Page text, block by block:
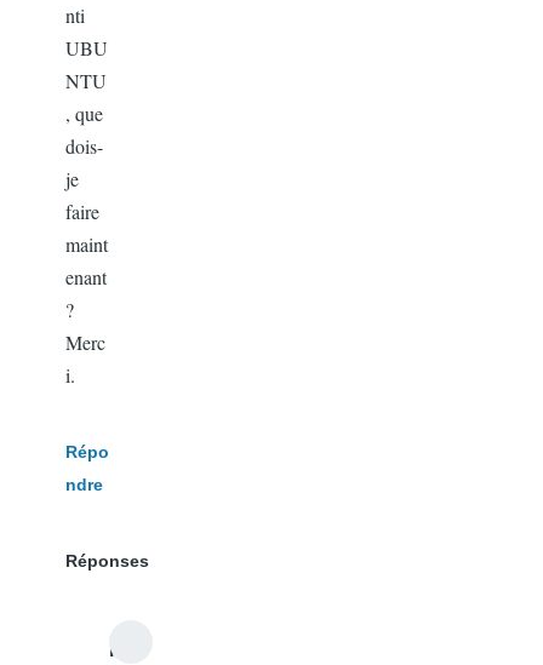
nti
UBU
NTU
, que
dois-
je
faire
maint
enant
?
Merc
i.
Répo
ndre
Réponses
r